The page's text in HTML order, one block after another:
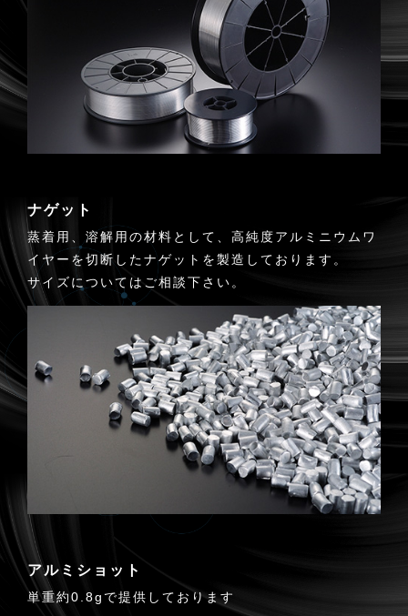
ナゲット
蒸着用、溶解用の材料として、高純度アルミニウムワ
イヤーを切断したナゲットを製造しております。
サイズについてはご相談下さい。
アルミショット
単重約0.8gで提供しております